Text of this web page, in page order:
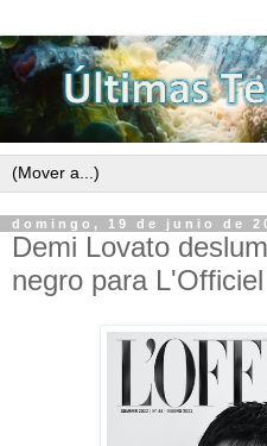
domingo, 19 de junio de
Demi Lovato
negro para